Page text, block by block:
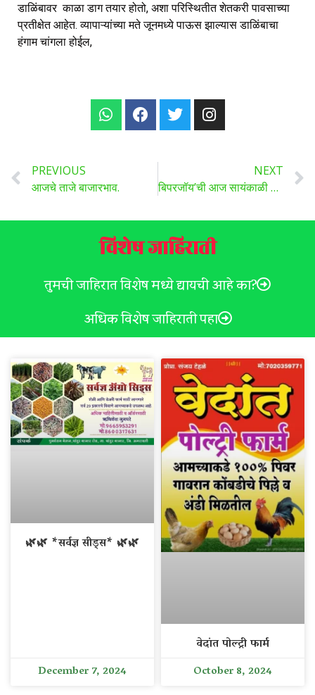
डाळिंबावर काळा डाग तयार होतो, अशा परिस्थितीत शेतकरी पावसाच्या
प्रतीक्षेत आहेत. व्यापाऱ्यांच्या मते जूनमध्ये पाऊस झाल्यास डाळिंबाचा
हंगाम चांगला होईल,
PREVIOUS
आजचे ताजे बाजारभाव.
NEXT
बिपरजॉय’ची आज सायंकाळी जखाऊ बंदराला धडक, गुजरातला आज वादळी तडाखा!
विशेष जाहिराती
तुमची जाहिरात विशेष मध्ये द्यायची आहे का?
अधिक विशेष जाहिराती पहा
🌿🌿 *सर्वज्ञ सीड्स* 🌿🌿
December 7, 2024
वेदांत पोल्ट्री फार्म
October 8, 2024